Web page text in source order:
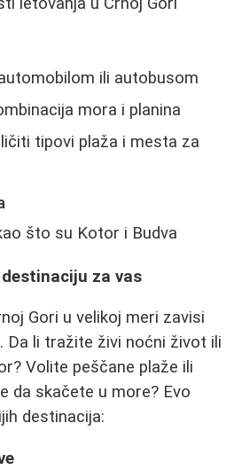
ili autobusom
mora i planina
tipovi plaža i mesta za
što su Kotor i Budva
za vas
Gori u velikoj meri zavisi
Da li tražite živi noćni život ili
Volite peščane plaže ili
da skačete u more? Evo
destinacija: